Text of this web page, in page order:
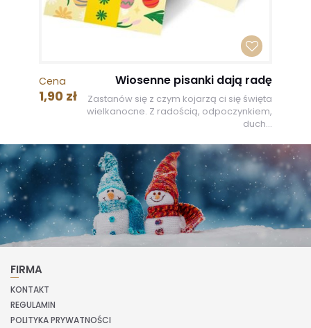
Cena
1,90 zł
Wiosenne pisanki dają radę
Zastanów się z czym kojarzą ci się święta
wielkanocne. Z radością, odpoczynkiem,
duch...
FIRMA
KONTAKT
REGULAMIN
POLITYKA PRYWATNOŚCI